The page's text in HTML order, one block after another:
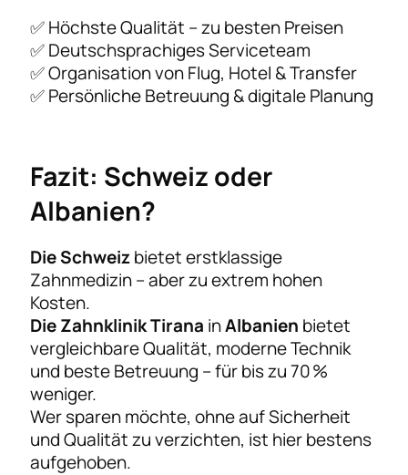
✅ Höchste Qualität – zu besten Preisen
✅ Deutschsprachiges Serviceteam
✅ Organisation von Flug, Hotel & Transfer
✅ Persönliche Betreuung & digitale Planung
Fazit: Schweiz oder
Albanien?
Die Schweizbietet erstklassige
Zahnmedizin – aber zu extrem hohen
Kosten.
Die Zahnklinik Tirana inAlbanien bietet
vergleichbare Qualität, moderne Technik
und beste Betreuung – für bis zu 70 %
weniger.
Wer sparen möchte, ohne auf Sicherheit
und Qualität zu verzichten, ist hier bestens
aufgehoben.